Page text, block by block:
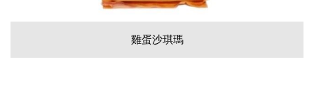
雞蛋沙琪瑪